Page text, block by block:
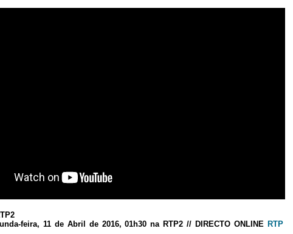
feira, 11 de Abril de 2016, 01h30 na RTP2 // DIRECTO ONLINE RTP